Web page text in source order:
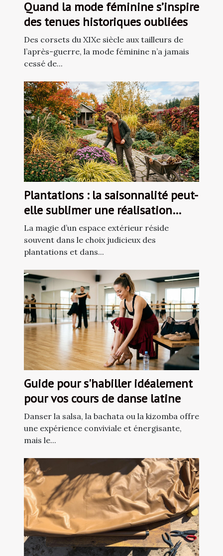
Quand la mode féminine s’inspire
des tenues historiques oubliées
Des corsets du XIXe siècle aux tailleurs de
l’après-guerre, la mode féminine n’a jamais
cessé de...
Plantations : la saisonnalité peut-
elle sublimer une réalisation
paysagère ?
La magie d’un espace extérieur réside
souvent dans le choix judicieux des
plantations et dans...
Guide pour s'habiller idéalement
pour vos cours de danse latine
Danser la salsa, la bachata ou la kizomba offre
une expérience conviviale et énergisante,
mais le...